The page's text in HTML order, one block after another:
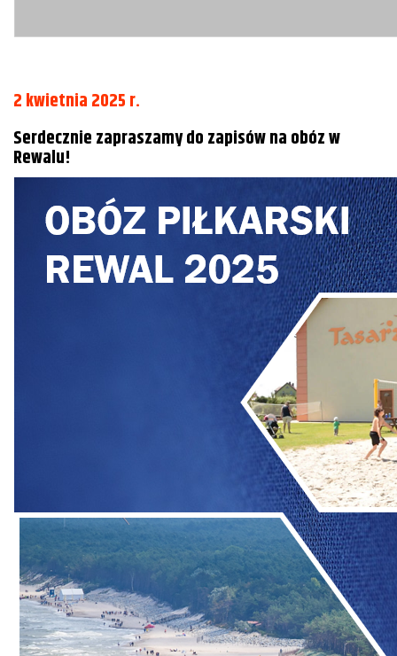
2 kwietnia 2025 r.
Serdecznie zapraszamy do zapisów na obóz w
Rewalu!